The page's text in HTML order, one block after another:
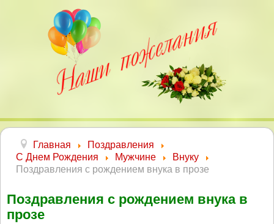
Главная
Поздравления
С Днем Рождения
Мужчине
Внуку
Поздравления с рождением внука в прозе
Поздравления с рождением внука в
прозе